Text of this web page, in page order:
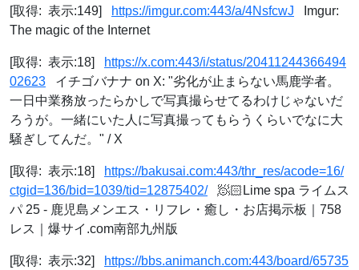
[取得: 表示:149] https://imgur.com:443/a/4NsfcwJ Imgur:
The magic of the Internet
[取得: 表示:18]
https://x.com:443/i/status/20411244366494
02623 イチゴバナナ on X: "劣化が止まらない馬鹿学者。
一日中業務放ったらかしで写真撮らせてるわけじゃないだ
ろうが。一緒にいた人に写真撮ってもらうくらいでなに大
騒ぎしてんだ。" / X
[取得: 表示:18]
https://bakusai.com:443/thr_res/acode=16/
ctgid=136/bid=1039/tid=12875402/🧖🏻Lime spa ライムス
パ 25 - 鹿児島メンエス・リフレ・癒し・お店掲示板｜758
レス｜爆サイ.com南部九州版
[取得: 表示:32]
https://bbs.animanch.com:443/board/65735